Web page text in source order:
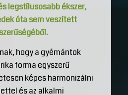
legstílusosabb ékszer,
óta sem veszített
hogy a gyémántok
forma egyszerű
képes harmonizálni
és az alkalmi